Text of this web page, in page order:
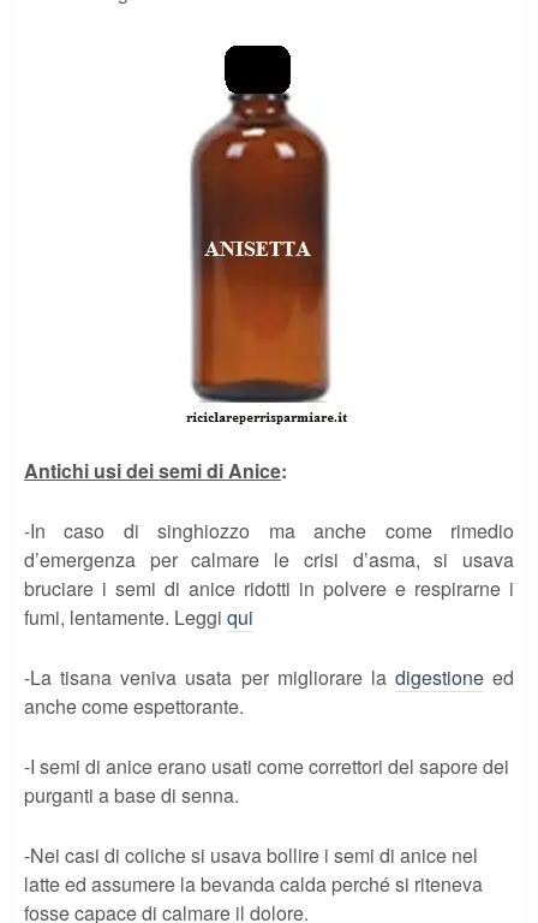
Antichi usi dei semi di Anice:
-In caso di singhiozzo ma anche come rimedio
d’emergenza per calmare le crisi d’asma, si usava
bruciare i semi di anice ridotti in polvere e respirarne i
fumi, lentamente. Leggi qui
-La tisana veniva usata per migliorare la digestioneed
anche come espettorante.
-I semi di anice erano usati come correttori del sapore dei
purganti a base di senna.
-Nei casi di coliche si usava bollire i semi di anice nel
latte ed assumere la bevanda calda perché si riteneva
fosse capace di calmare il dolore.